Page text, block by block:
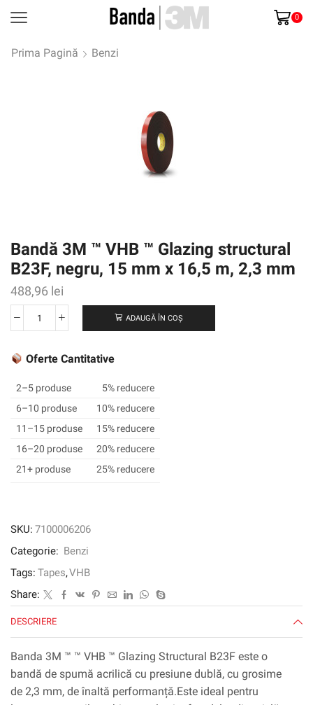
0
Prima Pagină Benzi
Bandă 3M ™ VHB ™ Glazing structural
B23F, negru, 15 mm x 16,5 m, 2,3 mm
488,96 lei
Cantitate
3M
VHB
Glazing
structural
B23F,
negru,
16,5
2,3
mm
ADAUGĂ ÎN COȘ
Oferte Cantitative
2–5 produse
5% reducere
6–10 produse
10% reducere
11–15 produse
15% reducere
16–20 produse
20% reducere
21+ produse
25% reducere
SKU: 7100006206
Categorie: Benzi
Tags: Tapes,VHB
Share:
DESCRIERE
Banda 3M ™ ™ VHB ™ Glazing Structural B23F este o
bandă de spumă acrilică cu presiune dublă, cu grosime
de 2,3 mm, de înaltă performanță.Este ideal pentru